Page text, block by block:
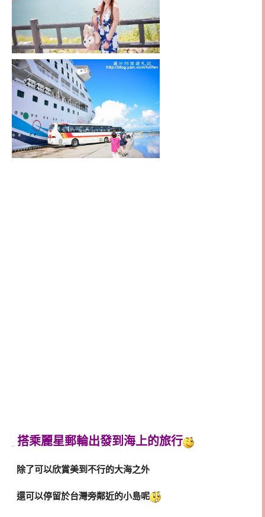
搭乘麗星郵輪出發到海上的旅行
除了可以欣賞美到不行的大海之外
還可以停留於台灣旁鄰近的小島呢